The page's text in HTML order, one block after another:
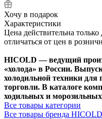
Хочу в подарок
Характеристики
Цена действительна
отличаться от цен в
HICOLD — ведущий
«холода» в России.
холодильной техники
торговли. В каталоге
ходильных и
Все товары категории
Все товары бренда HICOLD